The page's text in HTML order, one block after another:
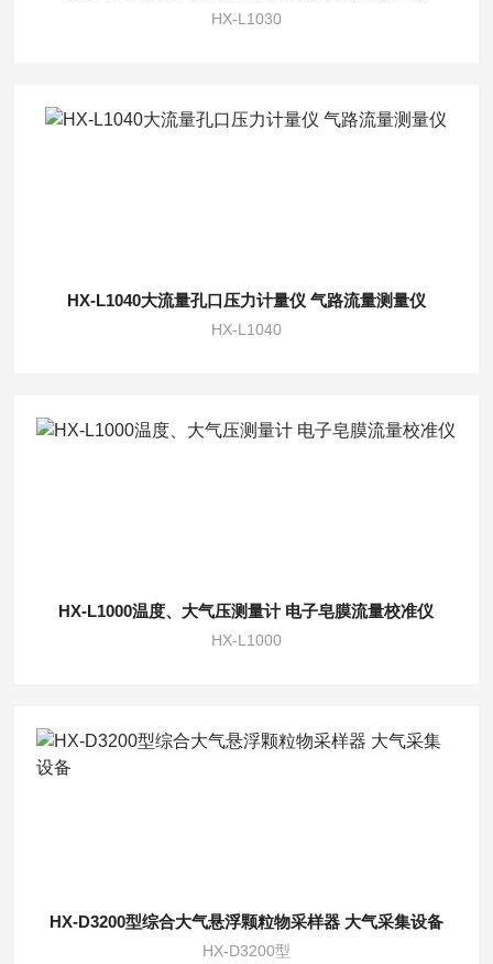
HX-L1030
HX-L1040大流量孔口压力计量仪 气路流量测量仪
HX-L1040
HX-L1000温度、大气压测量计 电子皂膜流量校准仪
HX-L1000
HX-D3200型综合大气悬浮颗粒物采样器 大气采集设备
HX-D3200型